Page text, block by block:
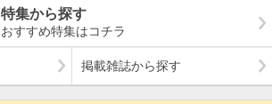
特集から探す
おすすめ特集はコチラ
掲載雑誌から探す